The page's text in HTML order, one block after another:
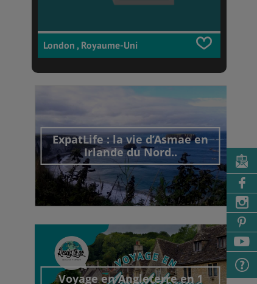
London , Royaume-Uni
ExpatLife : la vie d’Asmae en
Irlande du Nord..
Découvrir cet interview
Voyage en Angleterre en 1